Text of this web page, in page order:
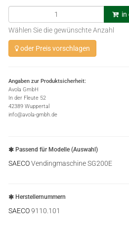
in
Wählen Sie die gewünschte Anzahl
oder Preis vorschlagen
Angaben zur Produktsicherheit:
Avola GmbH
In der Fleute 52
42389 Wuppertal
info@avola-gmbh.de
Passend für Modelle (Auswahl)
SAECOVendingmaschine SG200E
Herstellernummern
SAECO9110.101